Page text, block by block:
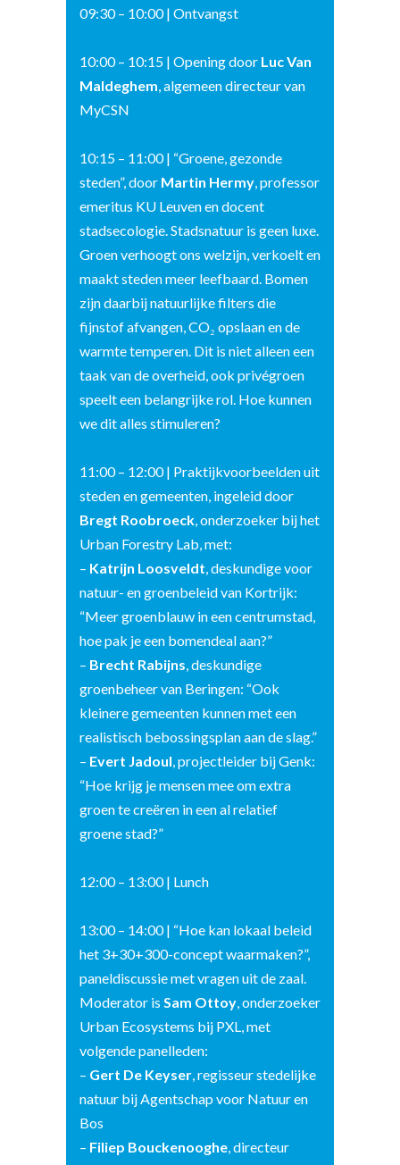
09:30 – 10:00 | Ontvangst
10:00 – 10:15 | Opening door Luc Van
Maldeghem, algemeen directeur van
MyCSN
10:15 – 11:00 | “Groene, gezonde
steden”, door Martin Hermy, professor
emeritus KU Leuven en docent
stadsecologie. Stadsnatuur is geen luxe.
Groen verhoogt ons welzijn, verkoelt en
maakt steden meer leefbaard. Bomen
zijn daarbij natuurlijke filters die
fijnstof afvangen, CO₂ opslaan en de
warmte temperen. Dit is niet alleen een
taak van de overheid, ook privégroen
speelt een belangrijke rol. Hoe kunnen
we dit alles stimuleren?
11:00 – 12:00 | Praktijkvoorbeelden uit
steden en gemeenten, ingeleid door
Bregt Roobroeck, onderzoeker bij het
Urban Forestry Lab, met:
– Katrijn Loosveldt, deskundige voor
natuur- en groenbeleid van Kortrijk:
“Meer groenblauw in een centrumstad,
hoe pak je een bomendeal aan?”
– Brecht Rabijns, deskundige
groenbeheer van Beringen: “Ook
kleinere gemeenten kunnen met een
realistisch bebossingsplan aan de slag.”
– Evert Jadoul, projectleider bij Genk:
“Hoe krijg je mensen mee om extra
groen te creëren in een al relatief
groene stad?”
12:00 – 13:00 | Lunch
13:00 – 14:00 | “Hoe kan lokaal beleid
het 3+30+300-concept waarmaken?”,
paneldiscussie met vragen uit de zaal.
Moderator is Sam Ottoy, onderzoeker
Urban Ecosystems bij PXL, met
volgende panelleden:
– Gert De Keyser, regisseur stedelijke
natuur bij Agentschap voor Natuur en
Bos
– Filiep Bouckenooghe, directeur